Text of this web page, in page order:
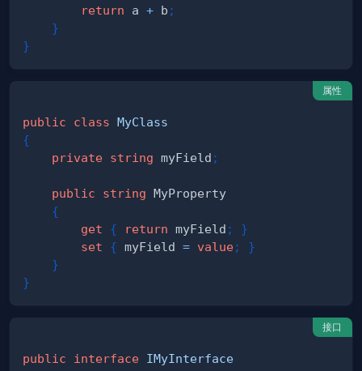
return a + b ;
}
}
属性
public class MyClass
{
private string myField ;
public string
{
get
{ return myField ;
}
set
{ myField = value;
}
}
}
接口
public interface IMyInterface